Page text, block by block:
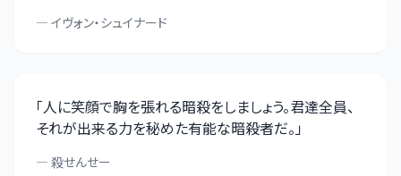
— イヴォン・シュイナード
「人に笑顔で胸を張れる暗殺をしましょう。君達全員、
それが出来る力を秘めた有能な暗殺者だ。」
— 殺せんせー